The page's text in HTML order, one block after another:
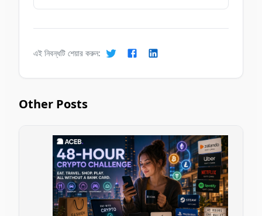
এই নিবন্ধটি শেয়ার করুন:
Other Posts